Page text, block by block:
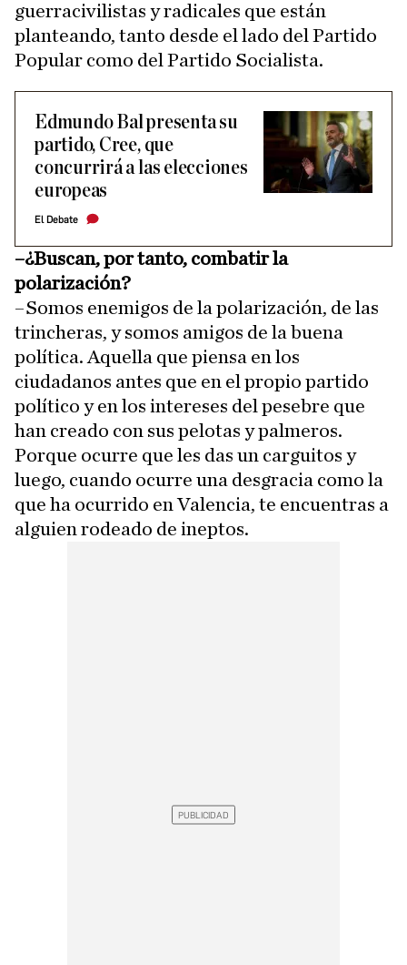
guerracivilistas y radicales que están
planteando, tanto desde el lado del Partido
Popular como del Partido Socialista.
Edmundo Bal presenta su
partido, Cree, que
concurrirá a las elecciones
europeas
El Debate
–¿Buscan, por tanto, combatir la
polarización?
–Somos enemigos de la polarización, de las
trincheras, y somos amigos de la buena
política. Aquella que piensa en los
ciudadanos antes que en el propio partido
político y en los intereses del pesebre que
han creado con sus pelotas y palmeros.
Porque ocurre que les das un carguitos y
luego, cuando ocurre una desgracia como la
que ha ocurrido en Valencia, te encuentras a
alguien rodeado de ineptos.